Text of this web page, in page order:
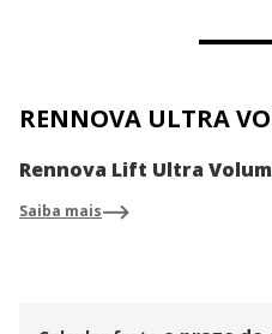
RENNOVA ULTRA
Rennova Lift Ultra
No portfólio Rennova, é a
Saiba mais